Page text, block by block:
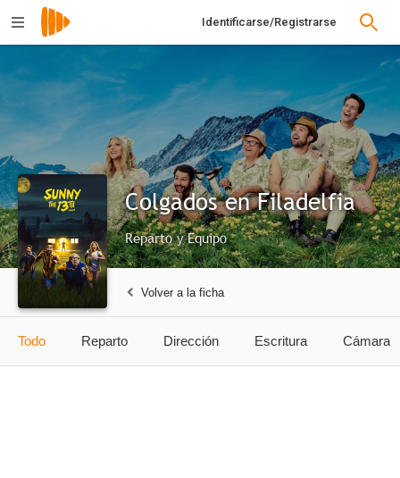
Identificarse/Registrarse
Colgados en Filadelfia
Reparto y Equipo
Volver a la ficha
Todo Reparto Dirección Escritura Cámara